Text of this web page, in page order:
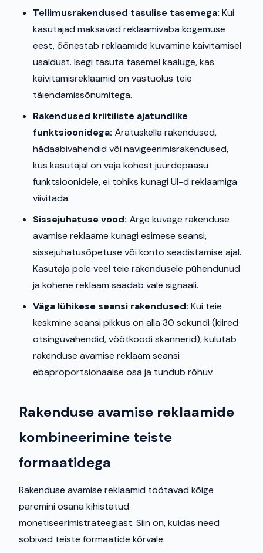
Tellimusrakendused tasulise tasemega: Kui
kasutajad maksavad reklaamivaba kogemuse
eest, õõnestab reklaamide kuvamine käivitamisel
usaldust. Isegi tasuta tasemel kaaluge, kas
käivitamisreklaamid on vastuolus teie
täiendamissõnumitega.
Rakendused kriitiliste ajatundlike
funktsioonidega: Äratuskella rakendused,
hädaabivahendid või navigeerimisrakendused,
kus kasutajal on vaja kohest juurdepääsu
funktsioonidele, ei tohiks kunagi UI-d reklaamiga
viivitada.
Sissejuhatuse vood: Ärge kuvage rakenduse
avamise reklaame kunagi esimese seansi,
sissejuhatusõpetuse või konto seadistamise ajal.
Kasutaja pole veel teie rakendusele pühendunud
ja kohene reklaam saadab vale signaali.
Väga lühikese seansi rakendused: Kui teie
keskmine seansi pikkus on alla 30 sekundi (kiired
otsinguvahendid, vöötkoodi skannerid), kulutab
rakenduse avamise reklaam seansi
ebaproportsionaalse osa ja tundub rõhuv.
Rakenduse avamise reklaamide
kombineerimine teiste
formaatidega
Rakenduse avamise reklaamid töötavad kõige
paremini osana kihistatud
monetiseerimistrateegiast. Siin on, kuidas need
sobivad teiste formaatide kõrvale: